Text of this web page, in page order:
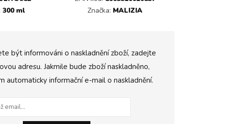
300 ml Značka: MALIZIA
být informováni o naskladnění zboží, zadejte
adresu. Jakmile bude zboží naskladněno,
automaticky informační e-mail o naskladnění.